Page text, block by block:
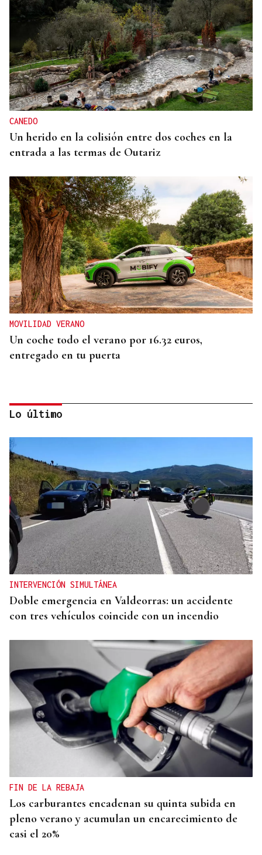
CANEDO
Un herido en la colisión entre dos coches en la
entrada a las termas de Outariz
MOVILIDAD VERANO
Un coche todo el verano por 16.32 euros,
entregado en tu puerta
CONATO EXTINGUIDO
Vídeo | Se desata un incendio forestal en una
cantera de Untes
Lo último
INTERVENCIÓN SIMULTÁNEA
Doble emergencia en Valdeorras: un accidente
con tres vehículos coincide con un incendio
FIN DE LA REBAJA
Los carburantes encadenan su quinta subida en
pleno verano y acumulan un encarecimiento de
casi el 20%